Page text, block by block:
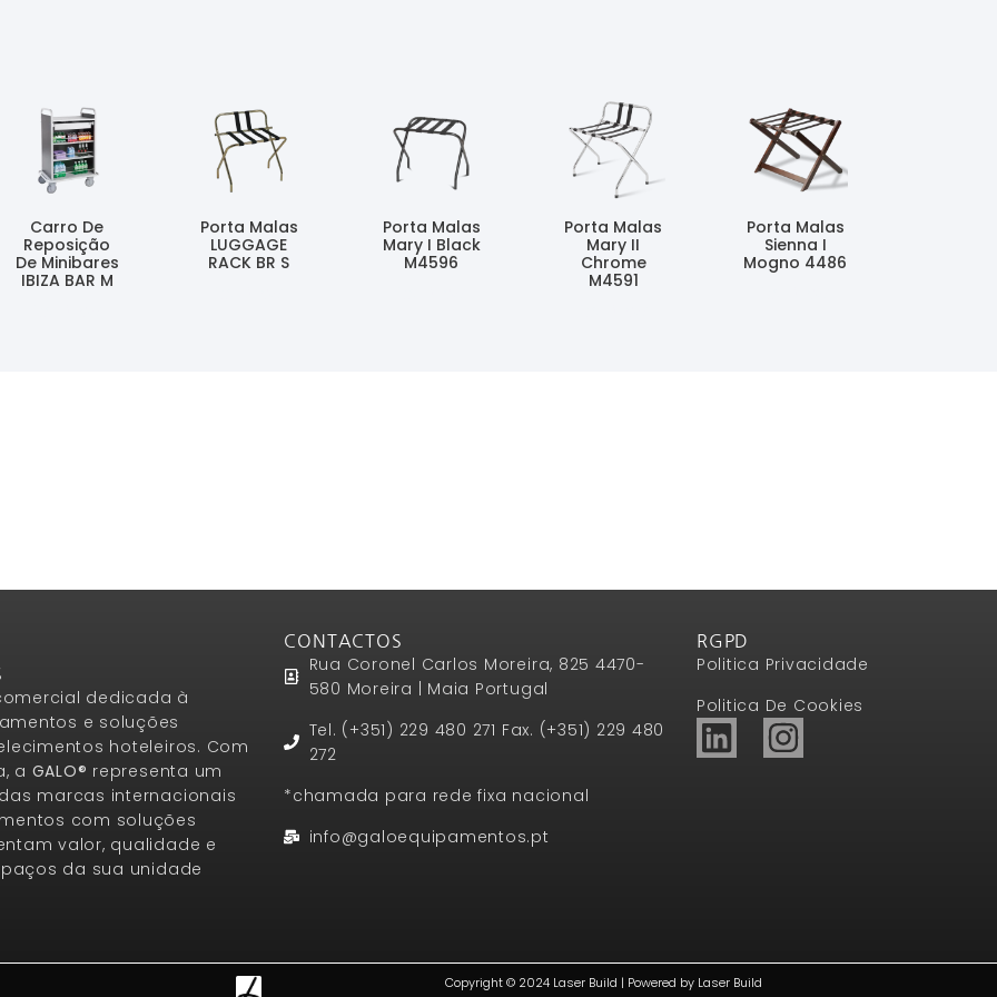
Carro De
Reposição
De Minibares
IBIZA BAR M
Porta Malas
LUGGAGE
RACK BR S
Porta Malas
Mary I Black
M4596
Porta Malas
Mary II
Chrome
M4591
Porta Malas
Sienna I
Mogno 4486
dedicada à
e soluções
hoteleiros. Com
a GALO® representa um
marcas internacionais
com soluções
valor, qualidade e
da sua unidade
CONTACTOS
Rua Coronel Carlos Moreira, 825 4470-
580 Moreira | Maia Portugal
Tel. (+351) 229 480 271 Fax. (+351) 229 480
272
*chamada para rede fixa nacional
info@galoequipamentos.pt
RGPD
Politica Privacidade
Politica De Cookies
Copyright © 2024 Laser Build | Powered by Laser Build